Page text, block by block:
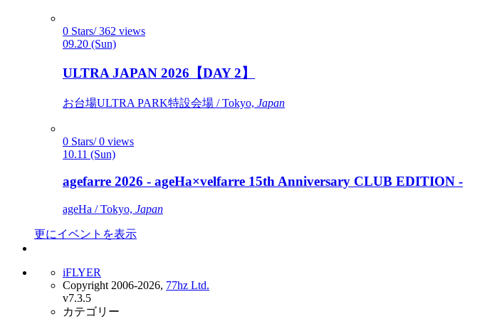
0 Stars/ 362 views
09.20 (Sun)
ULTRA JAPAN 2026【DAY 2】
お台場ULTRA PARK特設会場 / Tokyo, Japan
0 Stars/ 0 views
10.11 (Sun)
agefarre 2026 - ageHa×velfarre 15th Anniversary CLUB EDITION -
ageHa / Tokyo, Japan
更にイベントを表示
iFLYER
Copyright 2006-2026, 77hz Ltd.
v7.3.5
カテゴリー